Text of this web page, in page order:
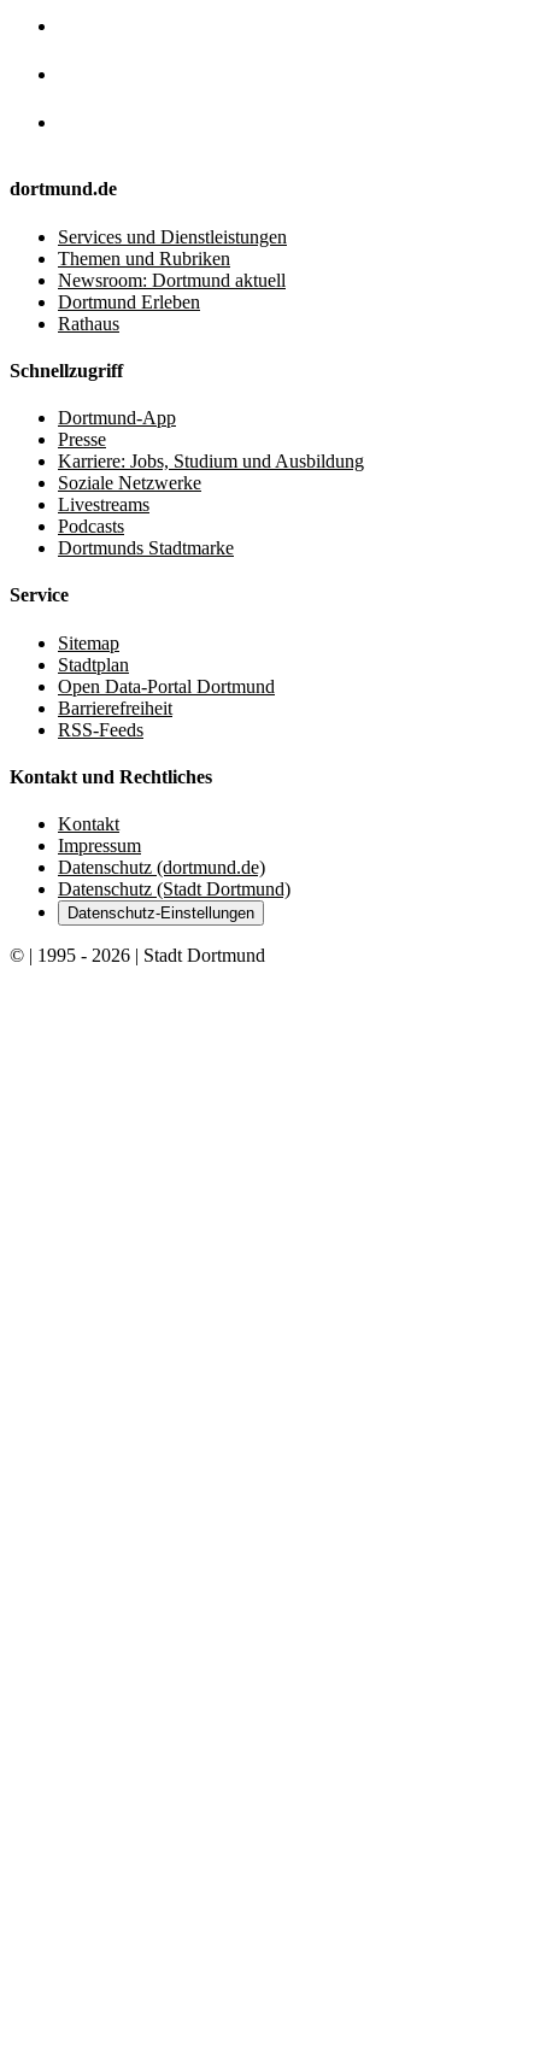
dortmund.de
Services und Dienstleistungen
Themen und Rubriken
Newsroom: Dortmund aktuell
Dortmund Erleben
Rathaus
Schnellzugriff
Dortmund-App
Presse
Karriere: Jobs, Studium und Ausbildung
Soziale Netzwerke
Livestreams
Podcasts
Dortmunds Stadtmarke
Service
Sitemap
Stadtplan
Open Data-Portal Dortmund
Barrierefreiheit
RSS-Feeds
Kontakt und Rechtliches
Kontakt
Impressum
Datenschutz (dortmund.de)
Datenschutz (Stadt Dortmund)
Datenschutz-Einstellungen
© | 1995 - 2026 | Stadt Dortmund